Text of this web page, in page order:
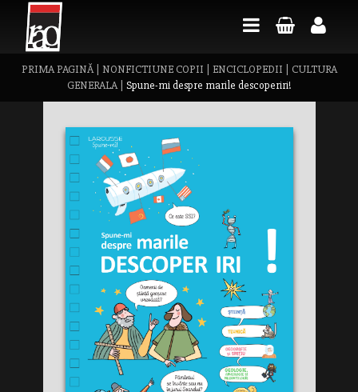
PRIMA PAGINĂ| NONFICTIUNE COPII ENCICLOPEDII
CULTURA
GENERALA| Spune-mi despre marile descoperiri!